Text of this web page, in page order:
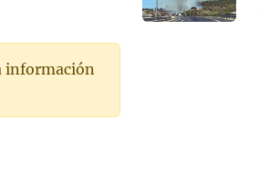
información